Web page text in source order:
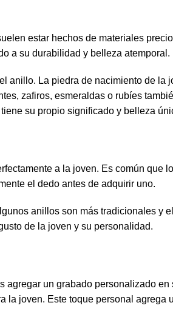
estar hechos de materiales
a su durabilidad y belleza atemporal.
anillo. La piedra de nacimiento de la
zafiros, esmeraldas o rubíes
su propio significado y belleza
a la joven. Es común que
el dedo antes de adquirir uno.
anillos son más tradicionales y
de la joven y su personalidad.
un grabado personalizado en
la joven. Este toque personal agrega